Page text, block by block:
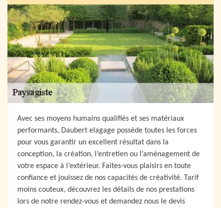
Avec ses moyens humains qualifiés et ses matériaux
performants, Daubert elagage possède toutes les forces
pour vous garantir un excellent résultat dans la
conception, la création, l’entretien ou l’aménagement de
votre espace à l’extérieur. Faites-vous plaisirs en toute
confiance et jouissez de nos capacités de créativité. Tarif
moins couteux, découvrez les détails de nos prestations
lors de notre rendez-vous et demandez nous le devis